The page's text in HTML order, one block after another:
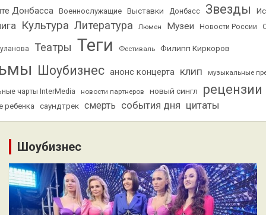
Донбасса Военнослужащие Выставки Донбасс Звезды
Культура Литература Люмен Музеи Новости России
Театры Теги Фестиваль Филипп Киркоров
Шоубизнес анонс концерта клип музыкальные
чарты InterMedia новости партнеров новый сингл рецензии
ребенка саундтрек смерть события дня цитаты
Шоубизнес